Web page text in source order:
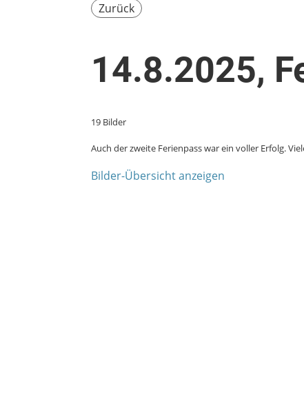
Zurück
14.8.2025,
19 Bilder
Auch der zweite Ferienpass war ein voller Erfolg.
Bilder-Übersicht anzeigen